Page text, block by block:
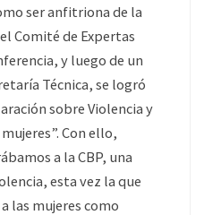
ser anfitriona de la
Comité de Expertas
y luego de un
Técnica, se logró
sobre Violencia y
Con ello,
a la CBP, una
esta vez la que
las mujeres como